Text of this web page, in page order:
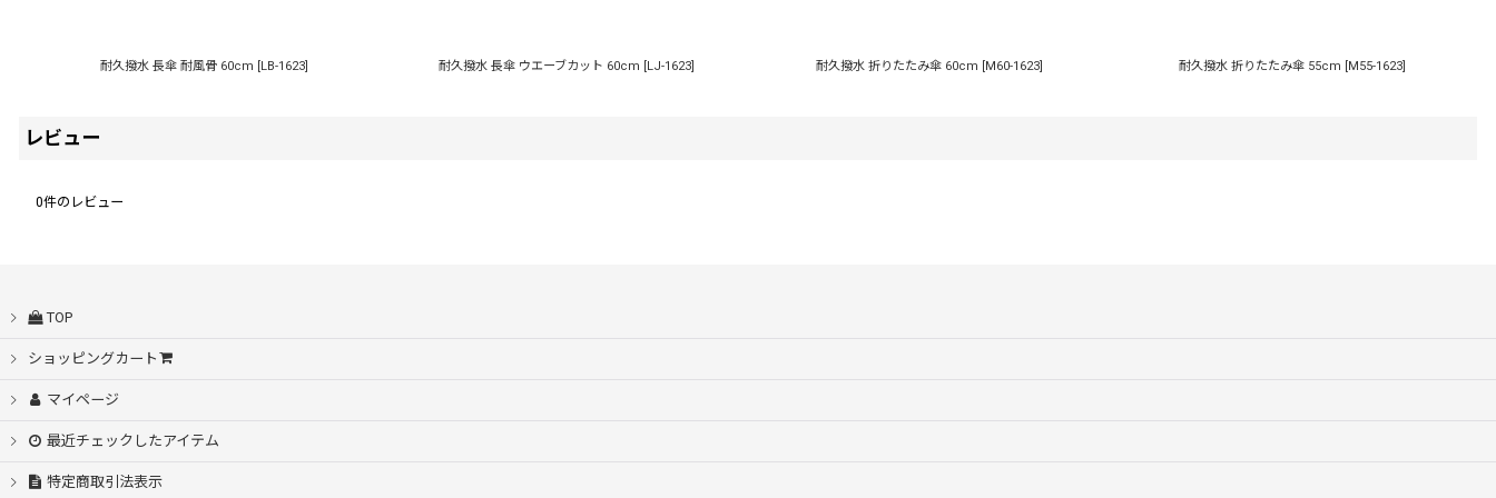
耐久撥水 長傘 耐風骨 60cm [LB-1623] 耐久撥水 長傘 ウエーブカット 60cm [LJ-1623] 耐久撥水 折りたたみ傘 60cm [M60-1623] 耐久撥水 折りたたみ傘 55cm [M55-1623]
レビュー
0件のレビュー
TOP
ショッピングカート
マイページ
最近チェックしたアイテム
特定商取引法表示